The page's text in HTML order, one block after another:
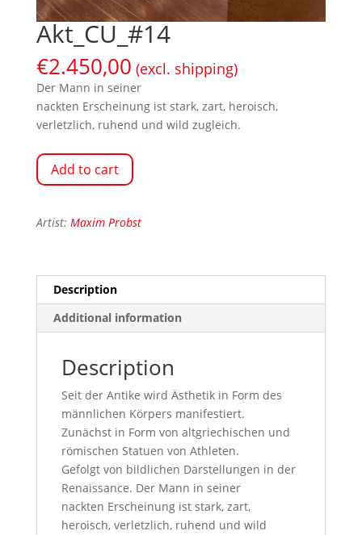
Akt_CU_#14
€2.450,00 (excl. shipping)
Der Mann in seiner
nackten Erscheinung ist stark, zart, heroisch,
verletzlich, ruhend und wild zugleich.
Add to cart
Artist: Maxim Probst
Description
Additional information
Description
Seit der Antike wird Ästhetik in Form des
männlichen Körpers manifestiert.
Zunächst in Form von altgriechischen und
römischen Statuen von Athleten.
Gefolgt von bildlichen Darstellungen in der
Renaissance. Der Mann in seiner
nackten Erscheinung ist stark, zart,
heroisch, verletzlich, ruhend und wild